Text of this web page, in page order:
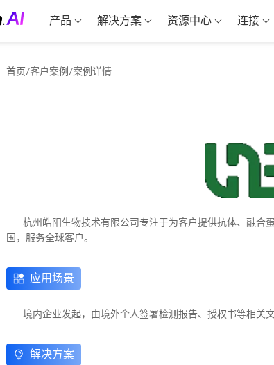
产品 解决方案 资源中心 连接
首页/客户案例 /案例详情
杭州皓阳生物技术有限公司专注于为客户提供抗体、融合
国，服务全球客户。
应用场景
境内企业发起，由境外个人签署检测报告、授权书等相关
解决方案